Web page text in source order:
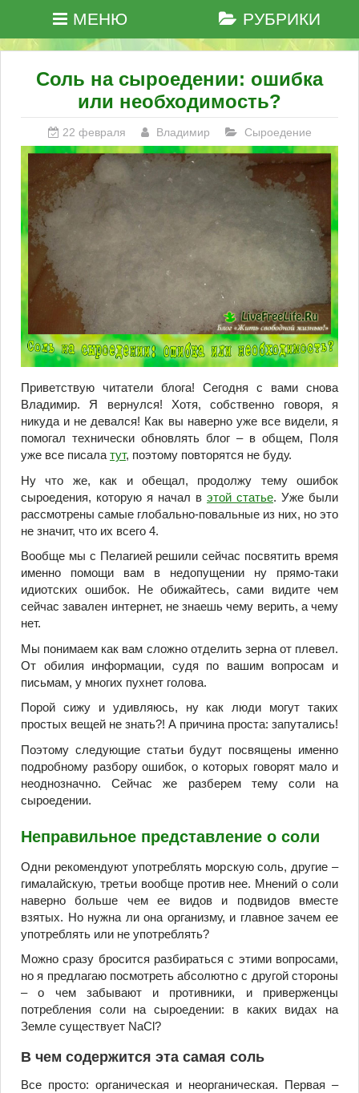
МЕНЮ РУБРИКИ
Соль на сыроедении: ошибка
или необходимость?
22 февраля Владимир Сыроедение
Приветствую читатели блога! Сегодня с вами снова
Владимир. Я вернулся! Хотя, собственно говоря, я
никуда и не девался! Как вы наверно уже все видели, я
помогал технически обновлять блог – в общем, Поля
уже все писала тут, поэтому повторятся не буду.
Ну что же, как и обещал, продолжу тему ошибок
сыроедения, которую я начал в этой статье. Уже были
рассмотрены самые глобально-повальные из них, но это
не значит, что их всего 4.
Вообще мы с Пелагией решили сейчас посвятить время
именно помощи вам в недопущении ну прямо-таки
идиотских ошибок. Не обижайтесь, сами видите чем
сейчас завален интернет, не знаешь чему верить, а чему
нет.
Мы понимаем как вам сложно отделить зерна от плевел.
От обилия информации, судя по вашим вопросам и
письмам, у многих пухнет голова.
Порой сижу и удивляюсь, ну как люди могут таких
простых вещей не знать?! А причина проста: запутались!
Поэтому следующие статьи будут посвящены именно
подробному разбору ошибок, о которых говорят мало и
неоднозначно. Сейчас же разберем тему соли на
сыроедении.
Неправильное представление о соли
Одни рекомендуют употреблять морскую соль, другие –
гималайскую, третьи вообще против нее. Мнений о соли
наверно больше чем ее видов и подвидов вместе
взятых. Но нужна ли она организму, и главное зачем ее
употреблять или не употреблять?
Можно сразу бросится разбираться с этими вопросами,
но я предлагаю посмотреть абсолютно с другой стороны
– о чем забывают и противники, и приверженцы
потребления соли на сыроедении: в каких видах на
Земле существует NaCl?
В чем содержится эта самая соль
Все просто: органическая и неорганическая. Первая –